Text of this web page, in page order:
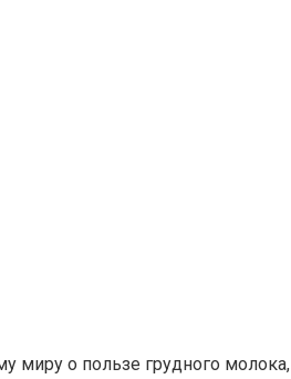
миру о пользе грудного молока,